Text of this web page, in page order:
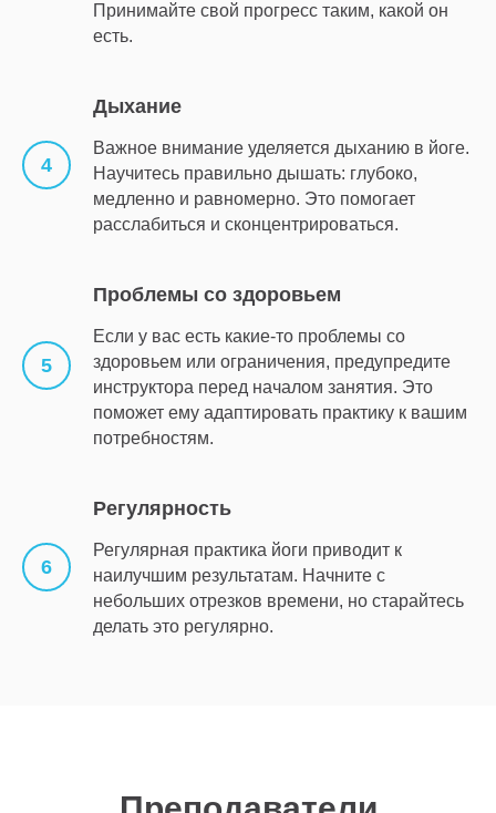
Принимайте свой прогресс таким, какой он
есть.
Дыхание
Важное внимание уделяется дыханию в йоге.
Научитесь правильно дышать: глубоко,
медленно и равномерно. Это помогает
расслабиться и сконцентрироваться.
Проблемы со здоровьем
Если у вас есть какие-то проблемы со
здоровьем или ограничения, предупредите
инструктора перед началом занятия. Это
поможет ему адаптировать практику к вашим
потребностям.
Регулярность
Регулярная практика йоги приводит к
наилучшим результатам. Начните с
небольших отрезков времени, но старайтесь
делать это регулярно.